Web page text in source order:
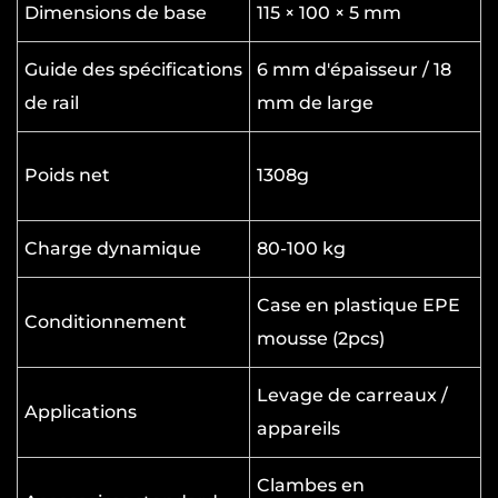
prise de main-d'œuvre à ajustement lourd est
équipé d'un mécanisme de double
ajustement, comprenant un contrôle de
réglage fin et une bascule rapide. Ce système
flexibilité de faire des micro-ajustements
précis ou d'élever rapidement des objets
lourds, selon les exigences de la tâche.
Notamment, la fonction de lifting rapide
comprend une fonction de verrouillage qui
sécurise la charge en position. Ce mécanisme
de sécurité aussi petit que possible en
empêchant des gouttes soudaines lors du
réglage des charges à des altitudes plus
Dimensions de base 115 × 100 × 5 mm
Guide des spécifications
de rail
6 mm d'épaisseur / 18
mm de large
Poids net 1308g
Charge dynamique 80-100 kg
Conditionnement
Case en plastique EPE
mousse (2pcs)
Applications
Levage de carreaux /
appareils
Clambes en